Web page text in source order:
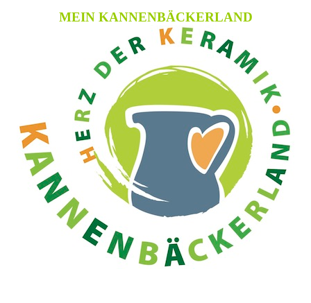
MEIN KANNENBÄCKERLAND